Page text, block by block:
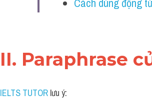
Cách dùng động
II. Paraphrase
IELTS TUTOR lưu ý: